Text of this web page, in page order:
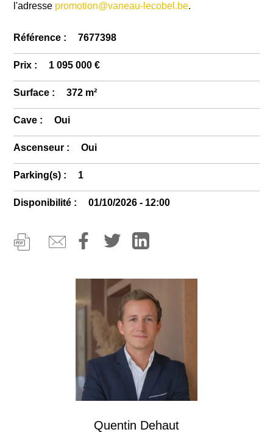
l'adresse promotion@vaneau-lecobel.be.
Référence : 7677398
Prix : 1 095 000 €
Surface : 372 m²
Cave : Oui
Ascenseur : Oui
Parking(s) : 1
Disponibilité : 01/10/2026 - 12:00
Quentin Dehaut